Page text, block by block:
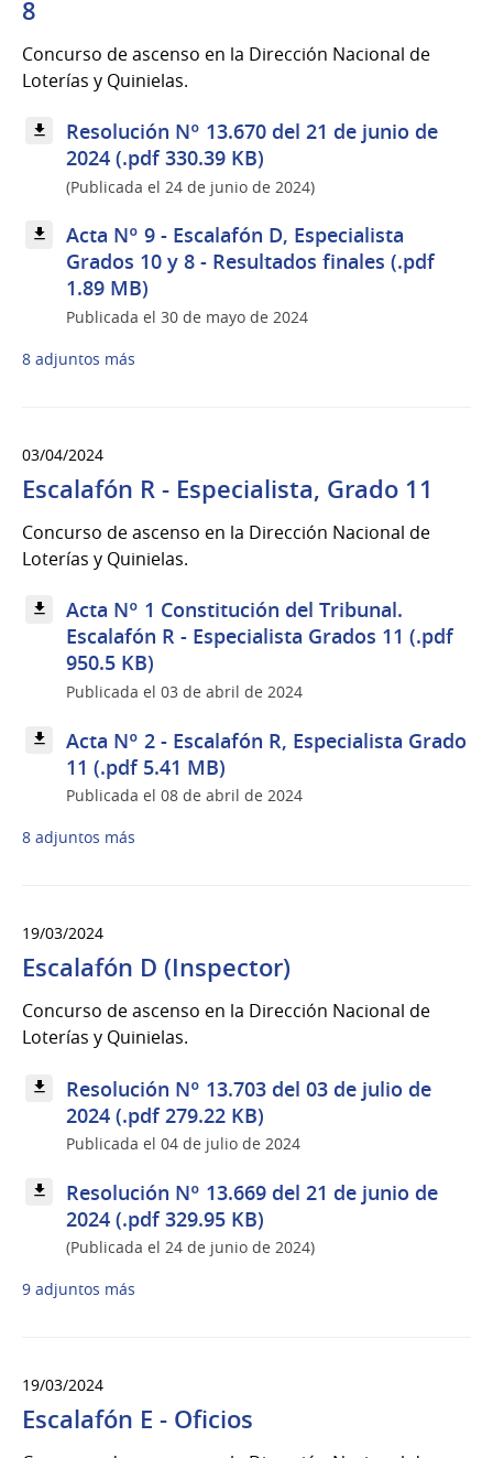
8
Concurso de ascenso en la Dirección Nacional de
Loterías y Quinielas.
Resolución Nº 13.670 del 21 de junio de
2024 (.pdf 330.39 KB)
(Publicada el 24 de junio de 2024)
Acta Nº 9 - Escalafón D, Especialista
Grados 10 y 8 - Resultados finales (.pdf
1.89 MB)
Publicada el 30 de mayo de 2024
8 adjuntos más
03/04/2024
Escalafón R - Especialista, Grado 11
Concurso de ascenso en la Dirección Nacional de
Loterías y Quinielas.
Acta Nº 1 Constitución del Tribunal.
Escalafón R - Especialista Grados 11 (.pdf
950.5 KB)
Publicada el 03 de abril de 2024
Acta Nº 2 - Escalafón R, Especialista Grado
11 (.pdf 5.41 MB)
Publicada el 08 de abril de 2024
8 adjuntos más
19/03/2024
Escalafón D (Inspector)
Concurso de ascenso en la Dirección Nacional de
Loterías y Quinielas.
Resolución Nº 13.703 del 03 de julio de
2024 (.pdf 279.22 KB)
Publicada el 04 de julio de 2024
Resolución Nº 13.669 del 21 de junio de
2024 (.pdf 329.95 KB)
(Publicada el 24 de junio de 2024)
9 adjuntos más
19/03/2024
Escalafón E - Oficios